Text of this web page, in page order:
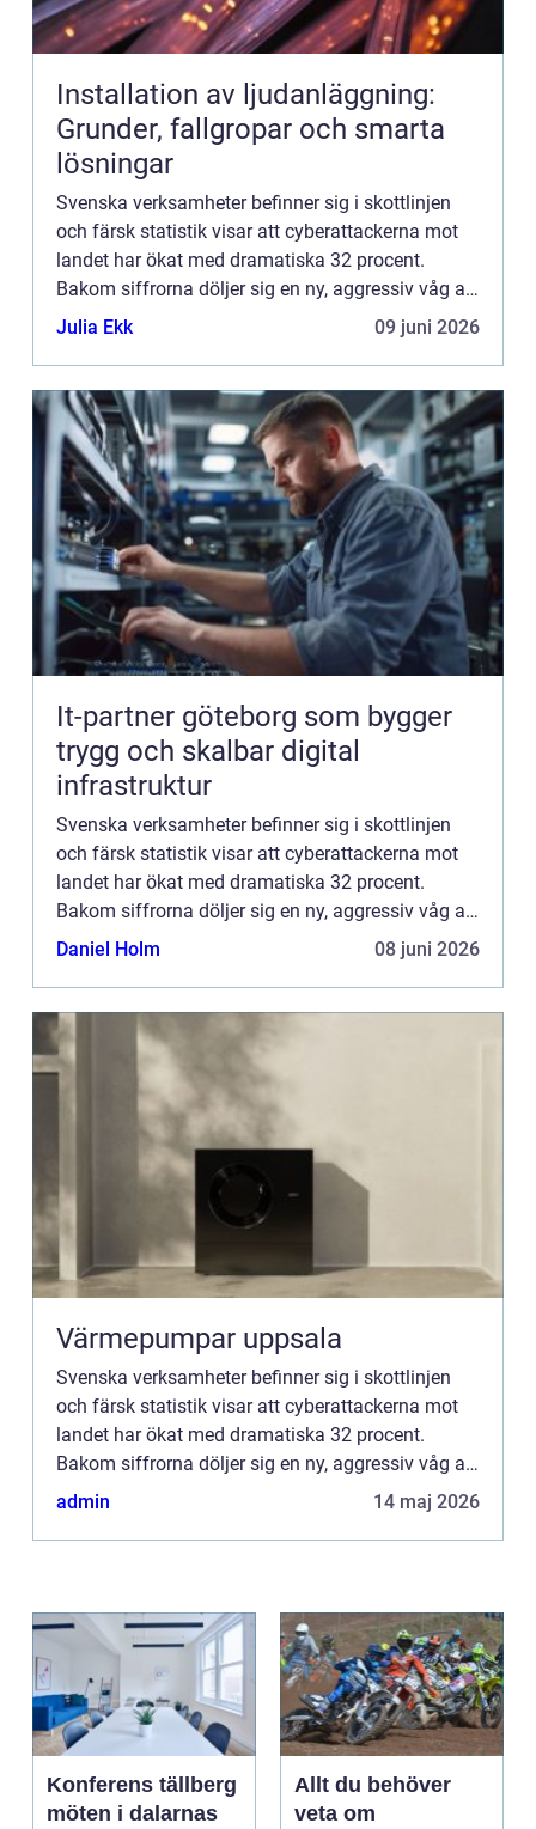
Installation av ljudanläggning:
Grunder, fallgropar och smarta
lösningar
Svenska verksamheter befinner sig i skottlinjen
och färsk statistik visar att cyberattackerna mot
landet har ökat med dramatiska 32 procent.
Bakom siffrorna döljer sig en ny, aggressiv våg av
digital brottslighet där sofisti...
Julia Ekk 09 juni 2026
It-partner göteborg som bygger
trygg och skalbar digital
infrastruktur
Svenska verksamheter befinner sig i skottlinjen
och färsk statistik visar att cyberattackerna mot
landet har ökat med dramatiska 32 procent.
Bakom siffrorna döljer sig en ny, aggressiv våg av
digital brottslighet där sofisti...
Daniel Holm 08 juni 2026
Värmepumpar uppsala
Svenska verksamheter befinner sig i skottlinjen
och färsk statistik visar att cyberattackerna mot
landet har ökat med dramatiska 32 procent.
Bakom siffrorna döljer sig en ny, aggressiv våg av
digital brottslighet där sofisti...
admin 14 maj 2026
Konferens tällberg
möten i dalarnas
Allt du behöver
veta om